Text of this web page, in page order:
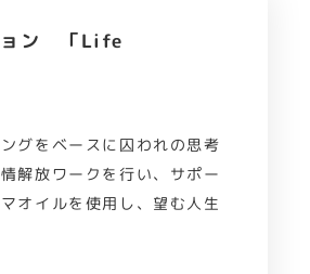
ョン 「Life
グをベースに囚われの思考
解放ワークを行い、サポー
オイルを使用し、望む人生